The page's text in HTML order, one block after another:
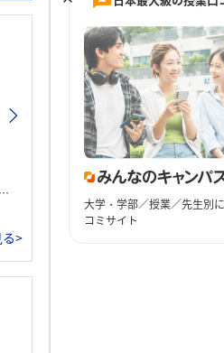
>
大学・学部／授業／先生別
コミサイト